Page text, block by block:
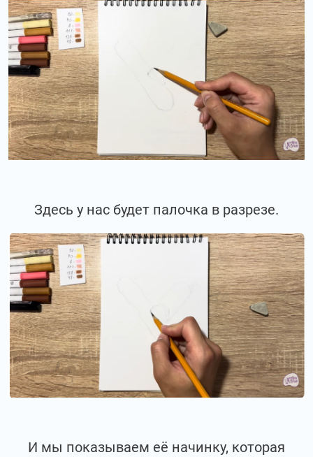
Здесь у нас будет палочка в разрезе.
И мы показываем её начинку, которая